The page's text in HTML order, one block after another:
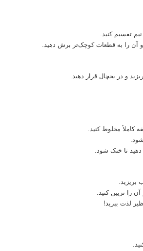
تقسیم کنید.
و آن را به قطعات کوچک‌تر برش دهید.
و در یخچال قرار دهید.
بریزید.
را تزیین کنید.
لذت ببرید!